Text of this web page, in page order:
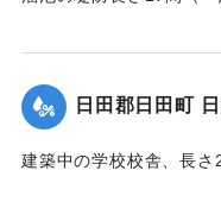
額は2000円の見込み。
【出典：大分新聞 大正7
｜固有コード: 002680196
日田郡日田町
建築中の学校校舎、長